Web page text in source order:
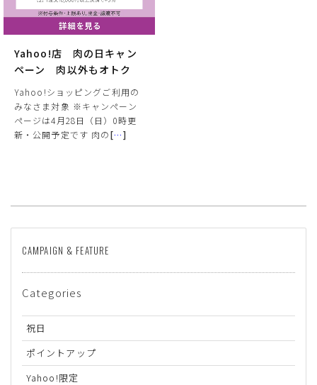
Yahoo!店 肉の日キャン
ペーン 肉以外もオトク
Yahoo!ショッピングご利用の
みなさま対象 ※キャンペーン
ページは4月28日（日）0時更
新・公開予定です 肉の[…]
CAMPAIGN & FEATURE
Categories
祝日
ポイントアップ
Yahoo!限定
カラー